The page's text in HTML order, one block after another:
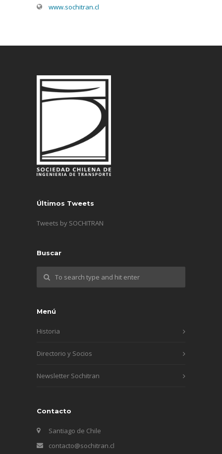
www.sochitran.cl
Últimos Tweets
Tweets by SOCHITRAN
Buscar
Menú
Historia
Directorio y Socios
Newsletter Sochitran
Contacto
Santiago de Chile
contacto@sochitran.cl